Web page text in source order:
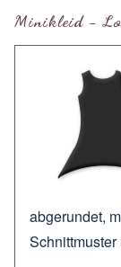
Minikleid -
abgerundet,